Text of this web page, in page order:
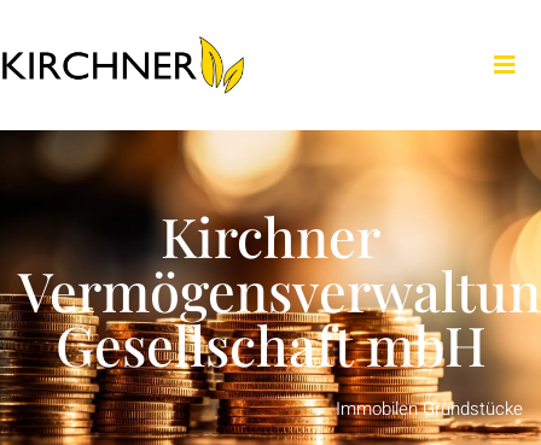
Kirchner
Gesellschaft mbH
Immobilen Grundstücke